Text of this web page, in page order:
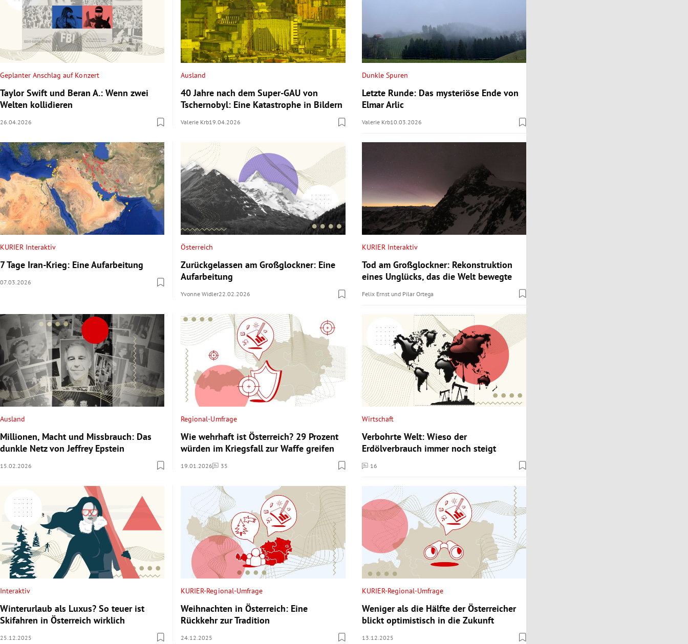
Geplanter Anschlag auf Konzert
Taylor Swift und Beran A.: Wenn zwei
Welten kollidieren
26.04.2026
Ausland
40 Jahre nach dem Super-GAU von
Tschernobyl: Eine Katastrophe in Bildern
Valerie Krb19.04.2026
Dunkle Spuren
Letzte Runde: Das mysteriöse Ende von
Elmar Arlic
Valerie Krb10.03.2026
KURIER Interaktiv
7 Tage Iran-Krieg: Eine Aufarbeitung
07.03.2026
Österreich
Zurückgelassen am Großglockner: Eine
Aufarbeitung
Yvonne Widler22.02.2026
KURIER Interaktiv
Tod am Großglockner: Rekonstruktion
eines Unglücks, das die Welt bewegte
Felix Ernstund Pilar Ortega
Ausland
Millionen, Macht und Missbrauch: Das
dunkle Netz von Jeffrey Epstein
15.02.2026
Regional-Umfrage
Wie wehrhaft ist Österreich? 29 Prozent
würden im Kriegsfall zur Waffe greifen
19.01.2026 35
Kommentare
Wirtschaft
Verbohrte Welt: Wieso der
Erdölverbrauch immer noch steigt
16
Kommentare
Interaktiv
Winterurlaub als Luxus? So teuer ist
Skifahren in Österreich wirklich
25.12.2025
KURIER-Regional-Umfrage
Weihnachten in Österreich: Eine
Rückkehr zur Tradition
24.12.2025
KURIER-Regional-Umfrage
Weniger als die Hälfte der Österreicher
blickt optimistisch in die Zukunft
13.12.2025